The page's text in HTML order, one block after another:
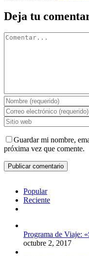
Deja tu
Comentar
Guardar mi nombre,
próxima vez que comente.
Popular
Reciente
Programa de Viaje:
octubre 2, 2017